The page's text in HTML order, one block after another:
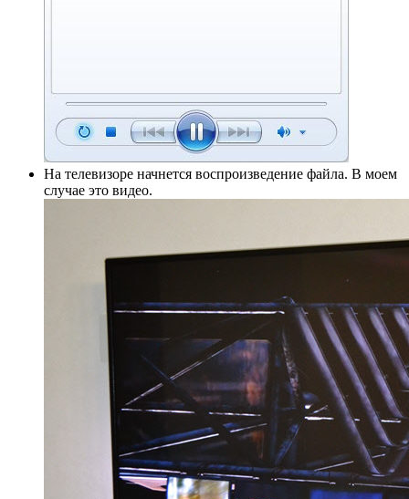
На телевизоре начнется воспроизведение файла. В моем
случае это видео.